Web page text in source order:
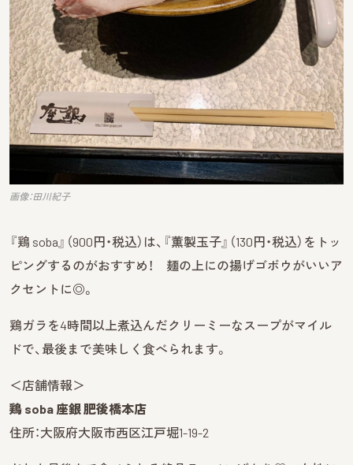
画像：田川紀子
『鶏 soba』（900円・税込）は、『薫製玉子』（130円・税込）をトッ
ピングするのがおすすめ！ 麺の上にの揚げゴボウがいいア
クセントに◎。
鶏ガラを4時間以上煮込んだクリーミーなスープがマイル
ドで、最後まで美味しく食べられます。
＜店舗情報＞
鶏 soba 座銀 肥後橋本店
住所：大阪府大阪市西区江戸堀1-19-2